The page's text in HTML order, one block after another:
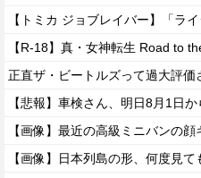
正直ザ・ビートルズって過大評価
【画像】最近の高級ミニバンの
【画像】日本列島の形、何度見